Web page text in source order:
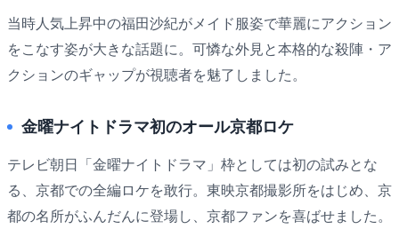
当時人気上昇中の福田沙紀がメイド服姿で華麗にアクション
をこなす姿が大きな話題に。可憐な外見と本格的な殺陣・ア
クションのギャップが視聴者を魅了しました。
金曜ナイトドラマ初のオール京都ロケ
テレビ朝日「金曜ナイトドラマ」枠としては初の試みとな
る、京都での全編ロケを敢行。東映京都撮影所をはじめ、京
都の名所がふんだんに登場し、京都ファンを喜ばせました。